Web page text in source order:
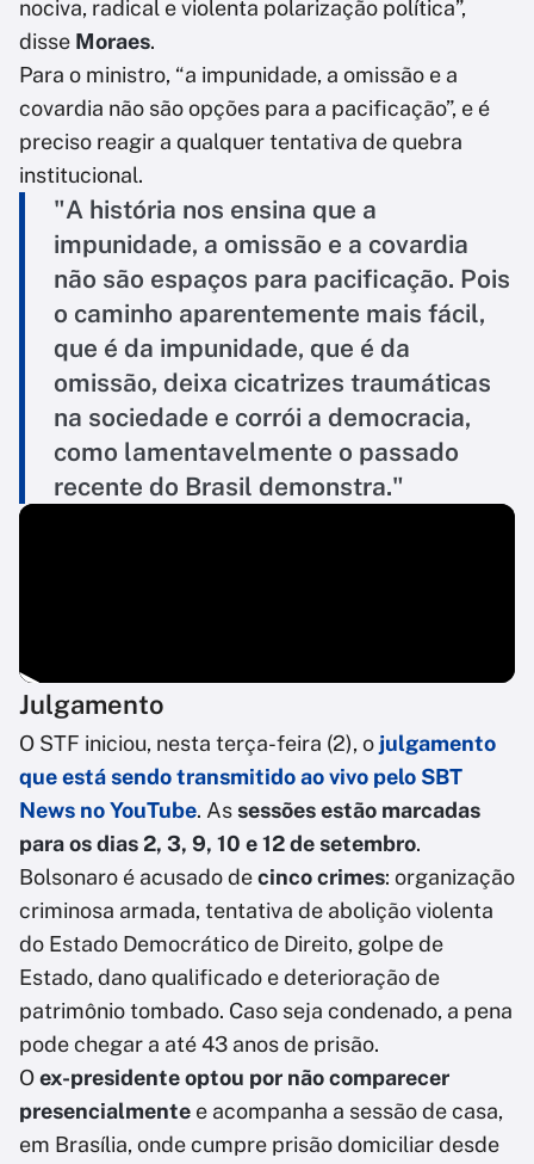
nociva, radical e violenta polarização política”,
disse Moraes.
Para o ministro, “a impunidade, a omissão e a
covardia não são opções para a pacificação”, e é
preciso reagir a qualquer tentativa de quebra
institucional.
"A história nos ensina que a
impunidade, a omissão e a covardia
não são espaços para pacificação. Pois
o caminho aparentemente mais fácil,
que é da impunidade, que é da
omissão, deixa cicatrizes traumáticas
na sociedade e corrói a democracia,
como lamentavelmente o passado
recente do Brasil demonstra."
Julgamento
O STF iniciou, nesta terça-feira (2), o julgamento
que está sendo transmitido ao vivo pelo SBT
News no YouTube. Assessões estão marcadas
para os dias 2, 3, 9, 10 e 12 de setembro.
Bolsonaro é acusado decinco crimes: organização
criminosa armada, tentativa de abolição violenta
do Estado Democrático de Direito, golpe de
Estado, dano qualificado e deterioração de
patrimônio tombado. Caso seja condenado, a pena
pode chegar a até 43 anos de prisão.
Oex-presidente optou por não comparecer
presencialmente e acompanha a sessão de casa,
em Brasília, onde cumpre prisão domiciliar desde